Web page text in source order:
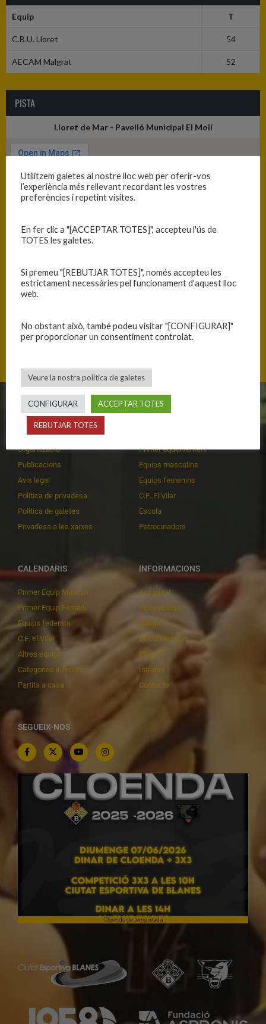
Equip T
C.B.U. Lloret 54
AECAM Malgrat 52
PISTA
Lloret de Mar - Pavelló Municipal El Molí
Avgda Rieral s/n, 17310 Lloret de Mar, Catalunya
Història
Organització
Publicacions
Avís legal
Política de privadesa
Política de galetes
Privadesa a les xarxes
Primer equip femení
Equips masculins
Equips femenins
C.E. El Vilar
Escola
Patrocinadors
CALENDARIS
Primer Equip Masculí
Primer Equip Femení
Equips federats
C.E. El Vilar
Altres equips
Categories inferiors
Partits a casa
INFORMACIONS
Actualitat
Inscripcions
Botiga
Documentació
Playoff
Intranet
Contacte
SEGUEIX-NOS
Cloenda de temporada
Utilitzem galetes al nostre lloc web per oferir-vos
l’experiència més rellevant recordant les vostres
preferències i repetint visites.
En fer clic a "[ACCEPTAR TOTES]", accepteu l'ús de
TOTES les galetes.
Si premeu "[REBUTJAR TOTES]", només accepteu les
estrictament necessàries pel funcionament d'aquest lloc
web.
No obstant això, també podeu visitar "[CONFIGURAR]"
per proporcionar un consentiment controlat.
Veure la nostra política de galetes
CONFIGURAR ACCEPTAR TOTES
REBUTJAR TOTES